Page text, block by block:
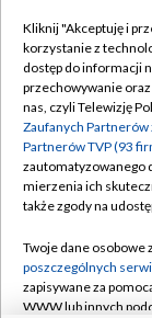
Kliknij "Akceptuję i
korzystanie z
dostęp do informacji
przechowywanie
nas, czyli Telewizję
Zaufanych Partnerów
Partnerów TVP (93
zautomatyzowanego
mierzenia ich
także zgody na
Twoje dane osobowe
poszczególnych
zapisywane za
WWW lub innych